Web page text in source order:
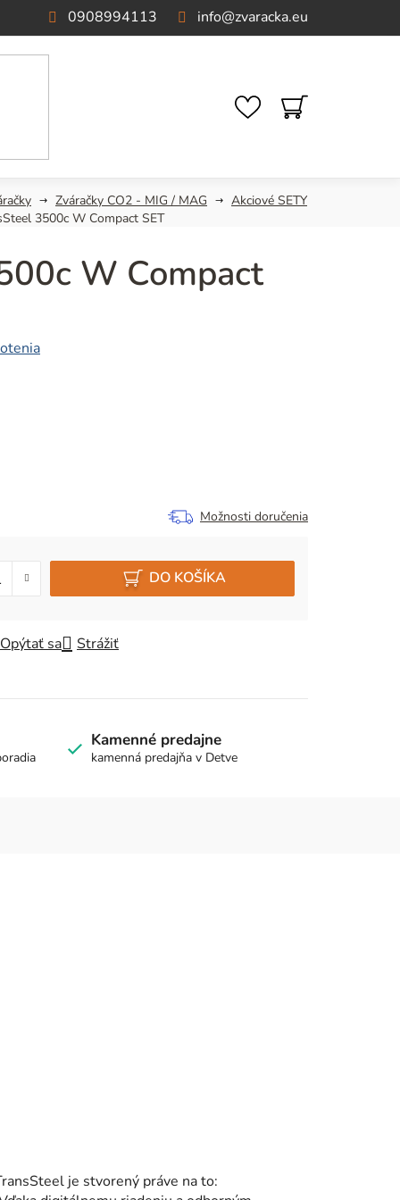
info@zvaracka.eu
0908994113
NÁKUPNÝ
KOŠÍK
Zváračky CO2 - MIG / MAG
Akciové SETY
3500c W Compact SET
W Compact
Možnosti doručenia
DO KOŠÍKA
Opýtať sa Strážiť
Kamenné predajne
kamenná predajňa v Detve
je stvorený práve na to: